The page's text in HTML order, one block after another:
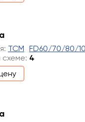
TCM FD60/70/80/
4